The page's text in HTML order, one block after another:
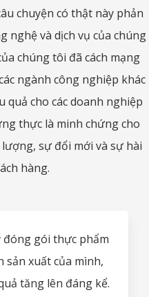
chuyện có thật này phản
nghệ và dịch vụ của chúng
chúng tôi đã cách mạng
ngành công nghiệp khác
quả cho các doanh nghiệp
thực là minh chứng cho
sự đổi mới và sự hài
hàng.
đóng gói thực phẩm
sản xuất của mình,
tăng lên đáng kể.